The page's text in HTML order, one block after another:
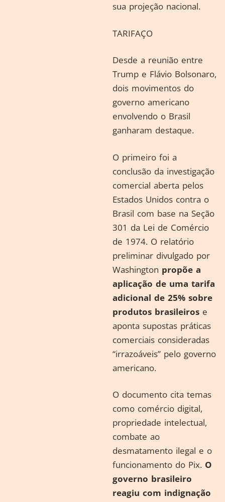
sua projeção nacional.
TARIFAÇO
Desde a reunião entre
Trump e Flávio Bolsonaro,
dois movimentos do
governo americano
envolvendo o Brasil
ganharam destaque.
O primeiro foi a
conclusão da investigação
comercial aberta pelos
Estados Unidos contra o
Brasil com base na Seção
301 da Lei de Comércio
de 1974. O relatório
preliminar divulgado por
Washington propõe a
aplicação de uma tarifa
adicional de 25% sobre
produtos brasileiros e
aponta supostas práticas
comerciais consideradas
“irrazoáveis” pelo governo
americano.
O documento cita temas
como comércio digital,
propriedade intelectual,
combate ao
desmatamento ilegal e o
funcionamento do Pix. O
governo brasileiro
reagiu com indignação